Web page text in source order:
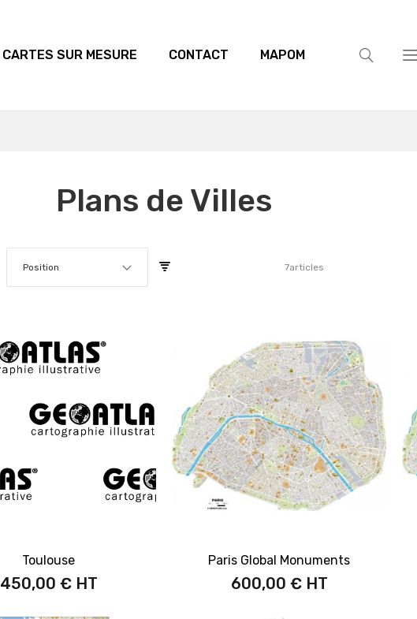
CARTES SUR MESURE CONTACT MAPOM
Plans de Villes
Position 7articles
Toulouse
450,00 €
Paris Global Monuments
600,00 €